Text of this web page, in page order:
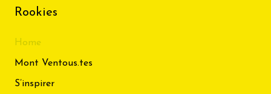
Rookies
Home
Mont Ventous.tes
S’inspirer